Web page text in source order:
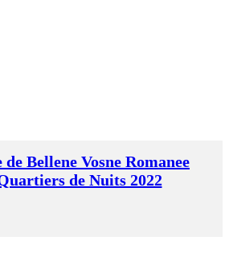
Bellene Vosne Romanee
de Nuits 2022